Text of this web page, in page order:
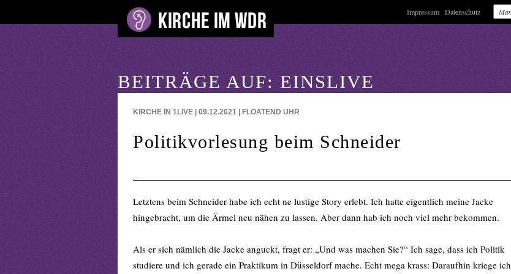
Impressum Datenschutz
BEITRÄGE AUF: EINSLIVE
KIRCHE IN 1LIVE | 09.12.2021 | FLOATEND UHR
Politikvorlesung beim Schneider
Letztens beim Schneider habe ich echt ne lustige Story erlebt. Ich hatte eigentlich meine Jacke
hingebracht, um die Ärmel neu nähen zu lassen. Aber dann hab ich noch viel mehr bekommen.
Als er sich nämlich die Jacke anguckt, fragt er: „Und was machen Sie?“ Ich sage, dass ich Politik
studiere und ich gerade ein Praktikum in Düsseldorf mache. Echt mega krass: Daraufhin kriege ich